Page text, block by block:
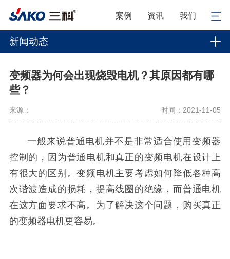
案例 资讯 我们
新闻动态
变频器为何会出现烧毁电机？其原因都有哪
些？
来源： 时间：2021-11-05
一般来说普通电机并不是非常适合使用变频器
控制的，因为普通电机和真正的变频电机在设计上
有很大的区别。变频电机主要考虑如何降低各种高
次谐波造成的损耗，提高线圈的绝缘，而普通电机
在这方面要求不高。为了解决这个问题，购买真正
的变频器电机更容易。